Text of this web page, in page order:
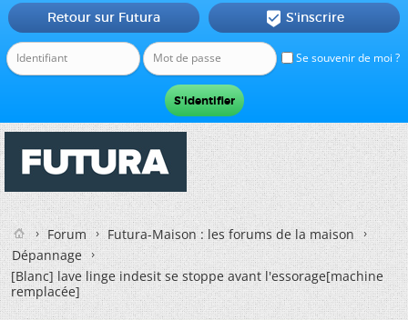
Se souvenir de moi ?
Retour sur Futura  S'inscrire
Forum
Futura-Maison : les forums de la maison
Dépannage
[Blanc]lave linge indesit se stoppe avant l'essorage[machine
remplacée]